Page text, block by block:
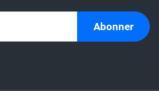
Abonner